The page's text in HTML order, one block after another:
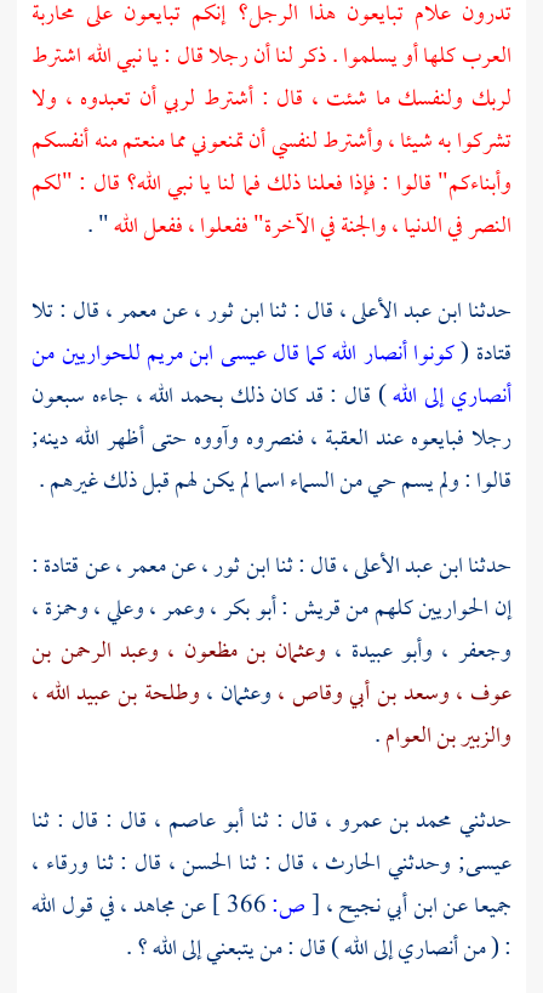
تدرون علام تبايعون هذا الرجل؟ إنكم تبايعون على محاربة
العرب كلها أو يسلموا . ذكر لنا أن رجلا قال : يا نبي الله اشترط
لربك ولنفسك ما شئت ، قال : أشترط لربي أن تعبدوه ، ولا
تشركوا به شيئا ، وأشترط لنفسي أن تمنعوني مما منعتم منه أنفسكم
وأبناءكم" قالوا : فإذا فعلنا ذلك فما لنا يا نبي الله؟ قال : "لكم
النصر في الدنيا ، والجنة في الآخرة" ففعلوا ، ففعل الله" .
حدثناابن عبد الأعلى ،قال : ثناابن ثور ،عنمعمر ،قال : تلا
قتادة (كونوا أنصار الله كما قال عيسى ابن مريم للحواريين من
أنصاري إلى الله) قال : قد كان ذلك بحمد الله ، جاءه سبعون
رجلا فبايعوه عند العقبة ، فنصروه وآووه حتى أظهر الله دينه;
قالوا : ولم يسم حي من السماء اسما لم يكن لهم قبل ذلك غيرهم .
حدثناابن عبد الأعلى ،قال : ثناابن ثور ،عنمعمر ،عنقتادة:
إن الحواريين كلهم منقريش:أبو بكر ،وعمر ،وعلي ،وحمزة ،
وجعفر ، وأبو عبيدة ، وعثمان بن مظعون ، وعبد الرحمن بن
عوف ،وسعد بن أبي وقاص ،وعثمان ،وطلحة بن عبيد الله ،
والزبير بن العوام.
حدثنيمحمد بن عمرو ، قال : ثناأبو عاصم ، قال : قال : ثنا
عيسى; وحدثنيالحارث ، قال : ثنا الحسن ، قال : ثنا ورقاء ،
جميعا عنابن أبي نجيح ،[ص: عنمجاهد ،في قول الله
: ( من أنصاري إلى الله ) قال : من يتبعني إلى الله ؟ .